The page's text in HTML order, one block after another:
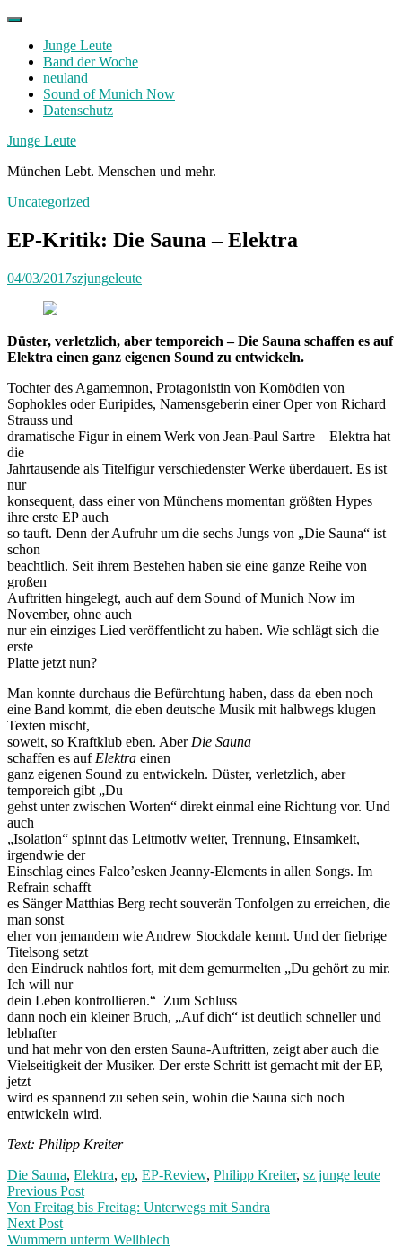
Skip
contentJunge Leute
Band der Woche
neuland
Sound of Munich Now
Datenschutz
Facebook
Twitter
Instagram
Junge Leute
München Lebt. Menschen und mehr.
Uncategorized
EP-Kritik: Die Sauna – Elektra
04/03/2017szjungeleute
Düster, verletzlich, aber temporeich – Die Sauna schaffen es auf
Elektra einen ganz eigenen Sound zu entwickeln.
Tochter des Agamemnon, Protagonistin von Komödien von
Sophokles oder Euripides, Namensgeberin einer Oper von Richard
Strauss und
dramatische Figur in einem Werk von Jean-Paul Sartre – Elektra hat
die
Jahrtausende als Titelfigur verschiedenster Werke überdauert. Es ist
nur
konsequent, dass einer von Münchens momentan größten Hypes
ihre erste EP auch
so tauft. Denn der Aufruhr um die sechs Jungs von „Die Sauna“ ist
schon
beachtlich. Seit ihrem Bestehen haben sie eine ganze Reihe von
großen
Auftritten hingelegt, auch auf dem Sound of Munich Now im
November, ohne auch
nur ein einziges Lied veröffentlicht zu haben. Wie schlägt sich die
erste
Platte jetzt nun?
Man konnte durchaus die Befürchtung haben, dass da eben noch
eine Band kommt, die eben deutsche Musik mit halbwegs klugen
Texten mischt,
soweit, so Kraftklub eben. Aber Die Sauna
schaffen es auf Elektra einen
ganz eigenen Sound zu entwickeln. Düster, verletzlich, aber
temporeich gibt „Du
gehst unter zwischen Worten“ direkt einmal eine Richtung vor. Und
auch
„Isolation“ spinnt das Leitmotiv weiter, Trennung, Einsamkeit,
irgendwie der
Einschlag eines Falco’esken Jeanny-Elements in allen Songs. Im
Refrain schafft
es Sänger Matthias Berg recht souverän Tonfolgen zu erreichen, die
man sonst
eher von jemandem wie Andrew Stockdale kennt. Und der fiebrige
Titelsong setzt
den Eindruck nahtlos fort, mit dem gemurmelten „Du gehört zu mir.
Ich will nur
dein Leben kontrollieren.“ Zum Schluss
dann noch ein kleiner Bruch, „Auf dich“ ist deutlich schneller und
lebhafter
und hat mehr von den ersten Sauna-Auftritten, zeigt aber auch die
Vielseitigkeit der Musiker. Der erste Schritt ist gemacht mit der EP,
jetzt
wird es spannend zu sehen sein, wohin die Sauna sich noch
entwickeln wird.
Text: Philipp Kreiter
Die Sauna, Elektra, ep, EP-Review, Philipp Kreiter, sz junge leute
Post
navigation
Previous PostPrevious
post:
Von Freitag bis Freitag: Unterwegs mit Sandra
Next Post
Wummern unterm Wellblech